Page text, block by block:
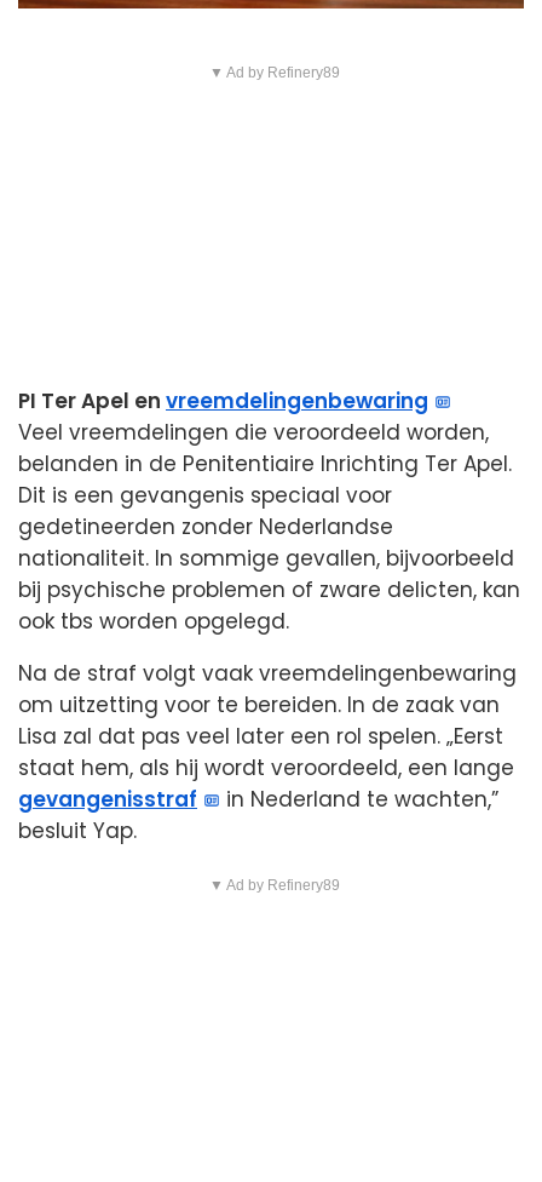
▼ Ad by Refinery89
PI Ter Apel en vreemdelingenbewaring
Veel vreemdelingen die veroordeeld worden,
belanden in de Penitentiaire Inrichting Ter Apel.
Dit is een gevangenis speciaal voor
gedetineerden zonder Nederlandse
nationaliteit. In sommige gevallen, bijvoorbeeld
bij psychische problemen of zware delicten, kan
ook tbs worden opgelegd.
Na de straf volgt vaak vreemdelingenbewaring
om uitzetting voor te bereiden. In de zaak van
Lisa zal dat pas veel later een rol spelen. „Eerst
staat hem, als hij wordt veroordeeld, een lange
gevangenisstraf
in Nederland te wachten,”
besluit Yap.
▼ Ad by Refinery89